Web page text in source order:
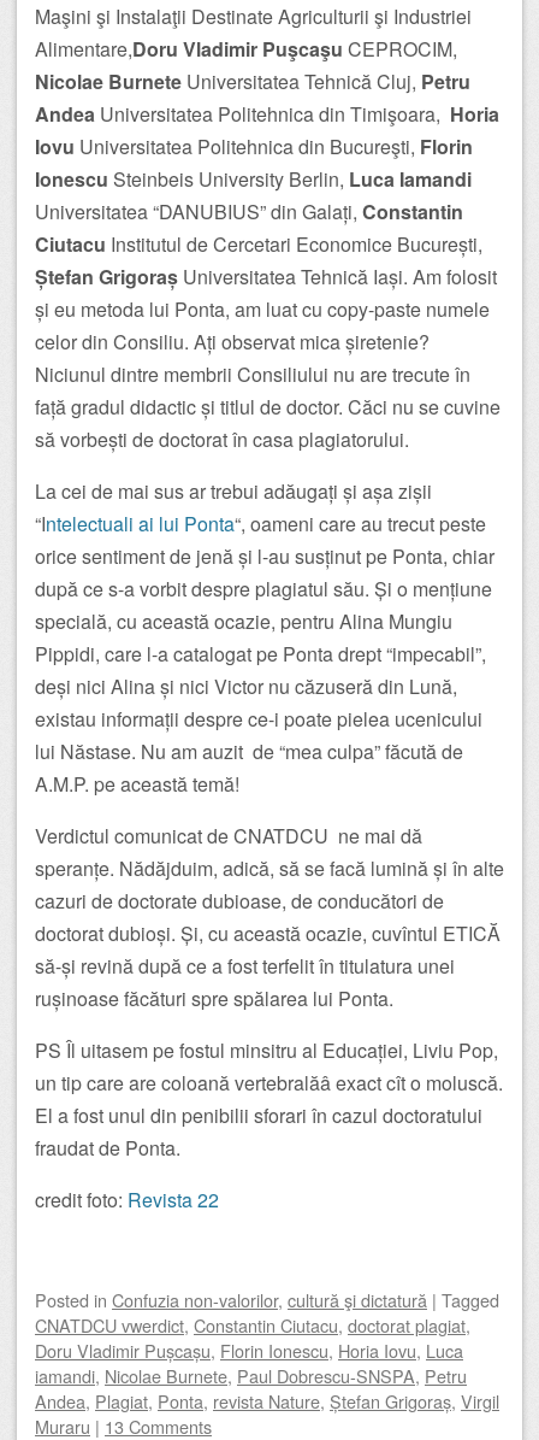
Maşini şi Instalaţii Destinate Agriculturii şi Industriei
Alimentare,Doru Vladimir Puşcaşu CEPROCIM,
Nicolae Burnete Universitatea Tehnică Cluj, Petru
Andea Universitatea Politehnica din Timişoara, Horia
Iovu Universitatea Politehnica din Bucureşti, Florin
Ionescu Steinbeis University Berlin, Luca Iamandi
Universitatea “DANUBIUS” din Galați, Constantin
Ciutacu Institutul de Cercetari Economice București,
Ștefan Grigoraș Universitatea Tehnică Iași. Am folosit
și eu metoda lui Ponta, am luat cu copy-paste numele
celor din Consiliu. Ați observat mica șiretenie?
Niciunul dintre membrii Consiliului nu are trecute în
față gradul didactic și titlul de doctor. Căci nu se cuvine
să vorbești de doctorat în casa plagiatorului.
La cei de mai sus ar trebui adăugați și așa zișii
“Intelectuali ai lui Ponta“, oameni care au trecut peste
orice sentiment de jenă și l-au susținut pe Ponta, chiar
după ce s-a vorbit despre plagiatul său. Și o mențiune
specială, cu această ocazie, pentru Alina Mungiu
Pippidi, care l-a catalogat pe Ponta drept “impecabil”,
deși nici Alina și nici Victor nu căzuseră din Lună,
existau informații despre ce-i poate pielea ucenicului
lui Năstase. Nu am auzit de “mea culpa” făcută de
A.M.P. pe această temă!
Verdictul comunicat de CNATDCU ne mai dă
speranțe. Nădăjduim, adică, să se facă lumină și în alte
cazuri de doctorate dubioase, de conducători de
doctorat dubioși. Și, cu această ocazie, cuvîntul ETICĂ
să-și revină după ce a fost terfelit în titulatura unei
rușinoase făcături spre spălarea lui Ponta.
PS Îl uitasem pe fostul minsitru al Educației, Liviu Pop,
un tip care are coloană vertebralăâ exact cît o moluscă.
El a fost unul din penibilii sforari în cazul doctoratului
fraudat de Ponta.
credit foto: Revista 22
Posted in Confuzia non-valorilor, cultură şi dictatură | Tagged
CNATDCU vwerdict, Constantin Ciutacu, doctorat plagiat,
Doru Vladimir Pușcașu, Florin Ionescu, Horia Iovu, Luca
iamandi, Nicolae Burnete, Paul Dobrescu-SNSPA, Petru
Andea, Plagiat, Ponta, revista Nature, Ștefan Grigoraș, Virgil
Muraru | 13 Comments